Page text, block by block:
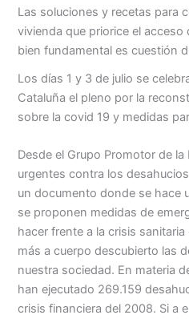
Las soluciones y recetas para
vivienda que priorice el
bien fundamental es cuestión
Los días 1 y 3 de julio se
Cataluña el pleno por la
sobre la covid 19 y medidas
Desde el Grupo Promotor de
urgentes contra los
un documento donde se hace
se proponen medidas de
hacer frente a la crisis
más a cuerpo descubierto las
nuestra sociedad. En materia
han ejecutado 269.159
crisis financiera del 2008. Si a